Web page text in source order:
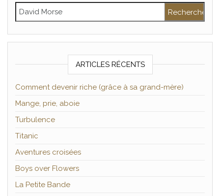
Rechercher :
ARTICLES RÉCENTS
Comment devenir riche (grâce à sa grand-mère)
Mange, prie, aboie
Turbulence
Titanic
Aventures croisées
Boys over Flowers
La Petite Bande